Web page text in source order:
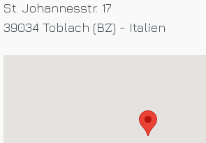
St. Johannesstr. 17
39034 Toblach (BZ) - Italien